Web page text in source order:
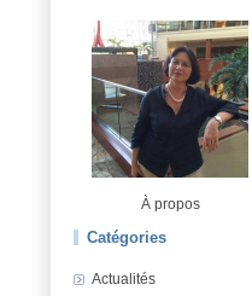
À propos
Catégories
Actualités